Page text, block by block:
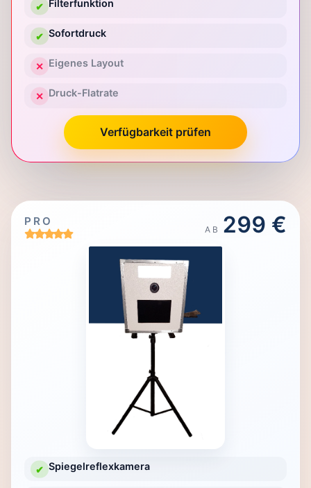
✔ Filterfunktion
✔ Sofortdruck
✕ Eigenes Layout
✕ Druck-Flatrate
Verfügbarkeit prüfen
PRO
AB 299 €
✔ Spiegelreflexkamera